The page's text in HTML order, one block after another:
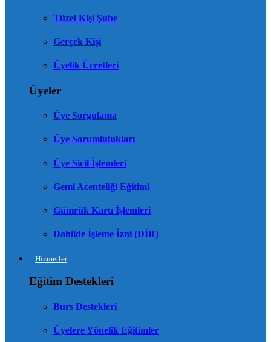
Tüzel Kişi Şube
Gerçek Kişi
Üyelik Ücretleri
Üyeler
Üye Sorgulama
Üye Sorumlulukları
Üye Sicil İşlemleri
Gemi Acenteliği Eğitimi
Gümrük Kartı İşlemleri
Dahilde İşleme İzni (DİR)
Hizmetler
Eğitim Destekleri
Burs Destekleri
Üyelere Yönelik Eğitimler